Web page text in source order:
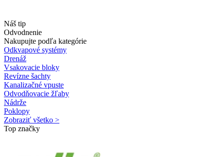
Náš tip
Odvodnenie
Nakupujte podľa kategórie
Odkvapové systémy
Drenáž
Vsakovacie bloky
Revízne šachty
Kanalizačné vpuste
Odvodňovacie žľaby
Nádrže
Poklopy
Zobraziť všetko >
Top značky